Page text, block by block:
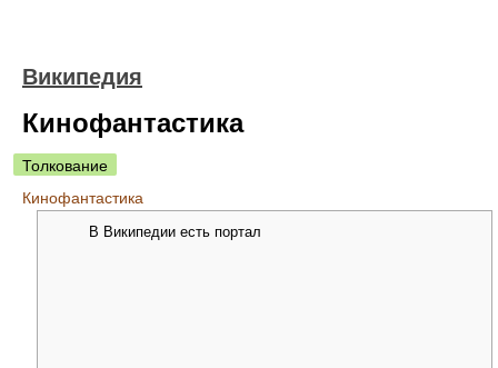
Википедия
Кинофантастика
Толкование
Кинофантастика
В Википедии есть портал